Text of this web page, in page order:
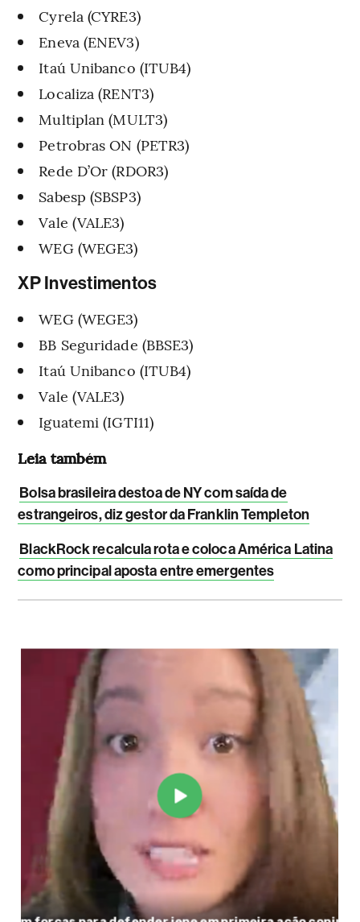
Cyrela (CYRE3)
Eneva (ENEV3)
Itaú Unibanco (ITUB4)
Localiza (RENT3)
Multiplan (MULT3)
Petrobras ON (PETR3)
Rede D’Or (RDOR3)
Sabesp (SBSP3)
Vale (VALE3)
WEG (WEGE3)
XP Investimentos
WEG (WEGE3)
BB Seguridade (BBSE3)
Itaú Unibanco (ITUB4)
Vale (VALE3)
Iguatemi (IGTI11)
Leia também
Bolsa brasileira destoa de NY com saída de
estrangeiros, diz gestor da Franklin Templeton
BlackRock recalcula rota e coloca América Latina
como principal aposta entre emergentes